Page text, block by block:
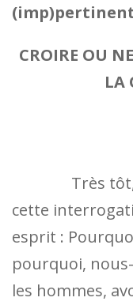
CROIRE OU
LA
Très tôt,
cette
esprit :
pourquoi,
les hommes,